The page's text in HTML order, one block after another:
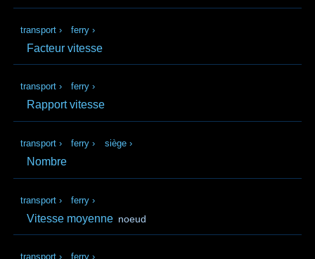
transport › ferry ›
Facteur vitesse
transport › ferry ›
Rapport vitesse
transport › ferry › siège ›
Nombre
transport › ferry ›
Vitesse moyenne noeud
transport › ferry ›